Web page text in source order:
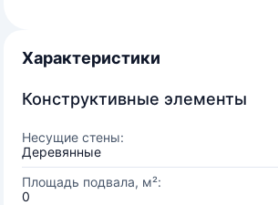
Характеристики
Конструктивные элементы
Несущие стены:
Деревянные
Площадь подвала, м²:
0